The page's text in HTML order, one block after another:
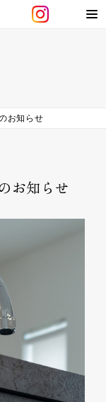
お知らせ
お知らせ